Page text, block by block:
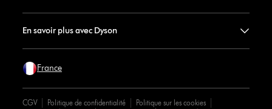
En savoir plus avec Dyson
France
CGV Politique de confidentialité
Politique sur les cookies